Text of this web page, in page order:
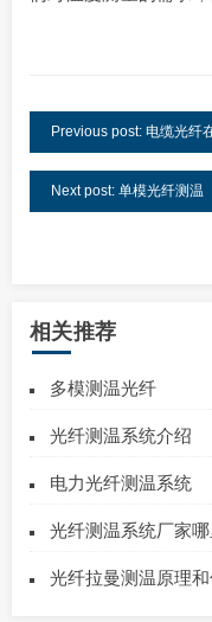
Previous post: 电缆光纤
Next post: 单模光纤测温
相关推荐
多模测温光纤
光纤测温系统介绍
电力光纤测温系统
光纤测温系统厂家
光纤拉曼测温原理